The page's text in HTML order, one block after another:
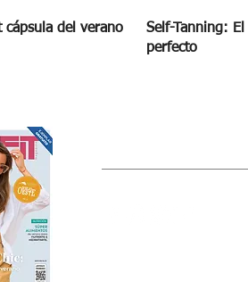
cápsula del verano
Self-Tanning:
perfecto